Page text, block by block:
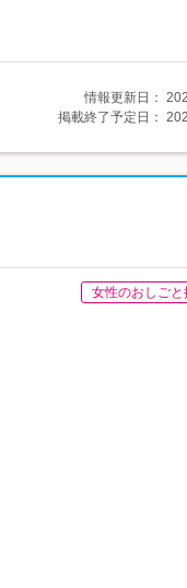
情報更新日：
掲載終了予定日：
女性のおしごと